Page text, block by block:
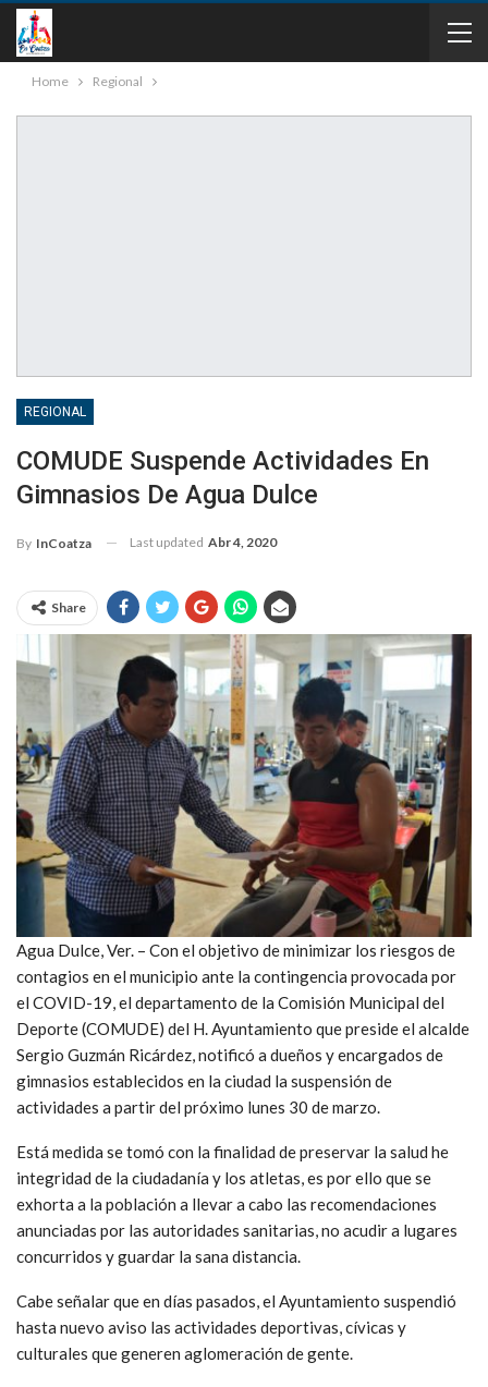
Home Regional
REGIONAL
COMUDE Suspende Actividades En
Gimnasios De Agua Dulce
By InCoatza Last updated Abr 4, 2020
Share
Agua Dulce, Ver. – Con el objetivo de minimizar los riesgos de
contagios en el municipio ante la contingencia provocada por
el COVID-19, el departamento de la Comisión Municipal del
Deporte (COMUDE) del H. Ayuntamiento que preside el alcalde
Sergio Guzmán Ricárdez, notificó a dueños y encargados de
gimnasios establecidos en la ciudad la suspensión de
actividades a partir del próximo lunes 30 de marzo.
Está medida se tomó con la finalidad de preservar la salud he
integridad de la ciudadanía y los atletas, es por ello que se
exhorta a la población a llevar a cabo las recomendaciones
anunciadas por las autoridades sanitarias, no acudir a lugares
concurridos y guardar la sana distancia.
Cabe señalar que en días pasados, el Ayuntamiento suspendió
hasta nuevo aviso las actividades deportivas, cívicas y
culturales que generen aglomeración de gente.